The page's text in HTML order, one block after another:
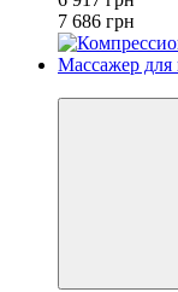
7 686 грн